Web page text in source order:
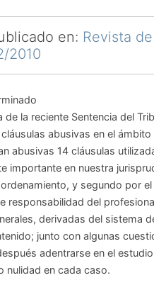
en: Revista
2010
de la reciente Sentencia del
abusivas en el
abusivas 14 cláusulas
importante en nuestra
y segundo por
responsabilidad del
derivadas del sistema
junto con algunas
adentrarse en el
nulidad en cada caso.